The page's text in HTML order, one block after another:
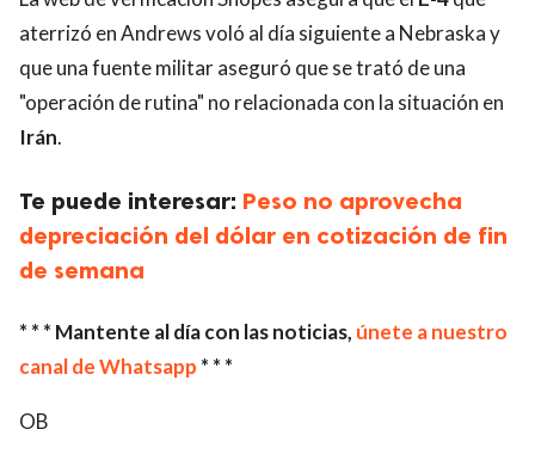
aterrizó en Andrews voló al día siguiente a Nebraska y
que una fuente militar aseguró que se trató de una
"operación de rutina" no relacionada con la situación en
Irán.
Te puede interesar: Peso no aprovecha
depreciación del dólar en cotización de fin
de semana
* * * Mantente al día con las noticias, únete a nuestro
canal de Whatsapp * * *
OB